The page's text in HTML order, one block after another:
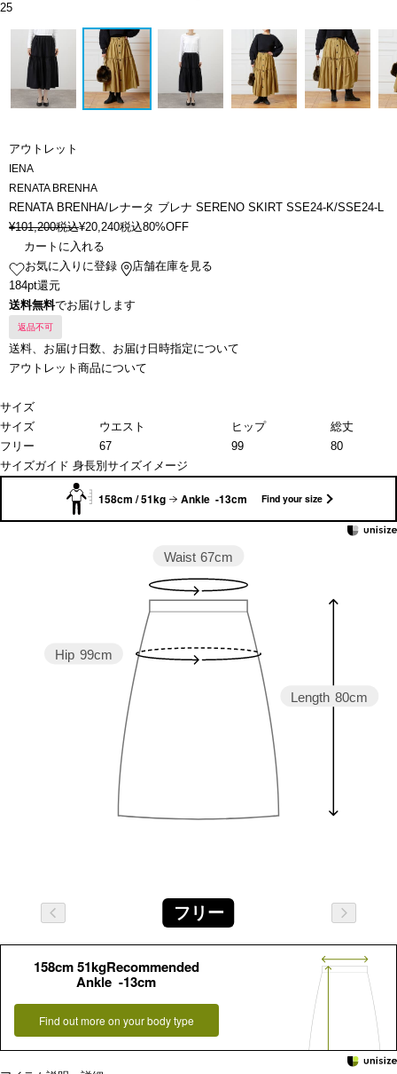
25
アウトレット
IENA
RENATA BRENHA
RENATA BRENHA/レナータ ブレナ SERENO SKIRT SSE24-K/SSE24-L
¥101,200税込¥20,240税込80%OFF
カートに入れる
お気に入りに登録
店舗在庫を見る
184pt還元
送料無料でお届けします
返品不可
送料、お届け日数、お届け日時指定について
アウトレット商品について
サイズ
サイズ
ウエスト ヒップ
総丈
フリー
67 99
80
サイズガイド 身長別サイズイメージ
158cm / 51kg Ankle -13cm Find your size
Length 80cm
Hip 99cm
Waist 67cm
フリー
158cm 51kgRecommended
Ankle -13cm
Find out more on your body type